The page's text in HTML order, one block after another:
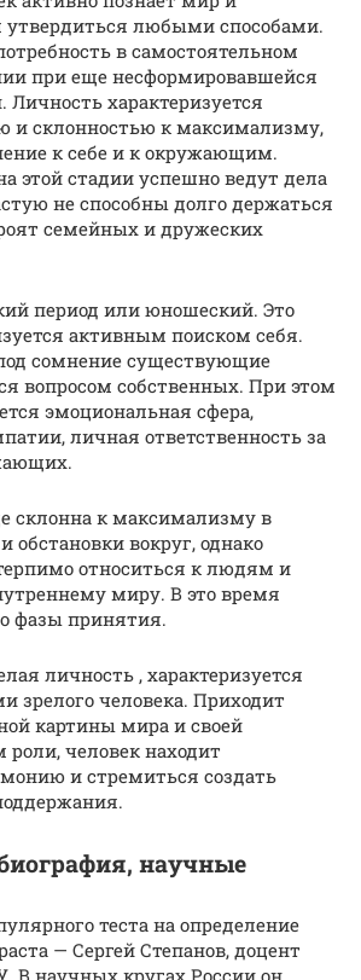
утвердиться любыми способами.
в самостоятельном
при еще несформировавшейся
Личность характеризуется
и склонностью к максимализму,
к себе и к окружающим.
этой стадии успешно ведут дела
не способны долго держаться
семейных и дружеских
период или юношеский. Это
активным поиском себя.
сомнение существующие
вопросом собственных. При этом
эмоциональная сфера,
личная ответственность за
склонна к максимализму в
обстановки вокруг, однако
относиться к людям и
миру. В это время
фазы принятия.
личность , характеризуется
зрелого человека. Приходит
картины мира и своей
человек находит
и стремиться создать
научные
теста на определение
— Сергей Степанов, доцент